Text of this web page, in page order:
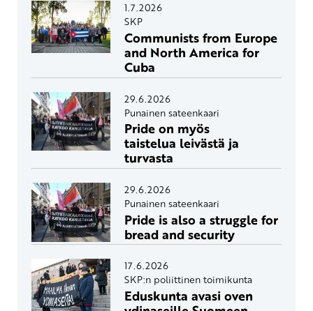
1.7.2026
SKP
Communists from Europe
and North America for
Cuba
29.6.2026
Punainen sateenkaari
Pride on myös
taistelua leivästä ja
turvasta
29.6.2026
Punainen sateenkaari
Pride is also a struggle for
bread and security
17.6.2026
SKP:n poliittinen toimikunta
Eduskunta avasi oven